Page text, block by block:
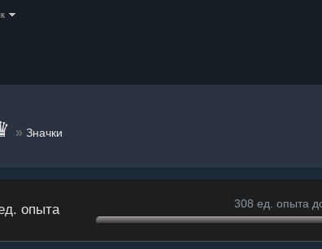
» Значки
опыта 308 ед. опыта